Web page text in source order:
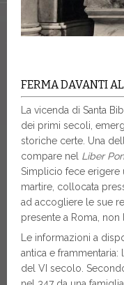
FERMA DAVANTI
La vicenda di Santa
dei primi secoli,
storiche certe. Una
compare nel Liber
Simplicio fece erigere
martire, collocata
ad accogliere le sue
presente a Roma,
Le informazioni a
antica e frammentaria:
del VI secolo.